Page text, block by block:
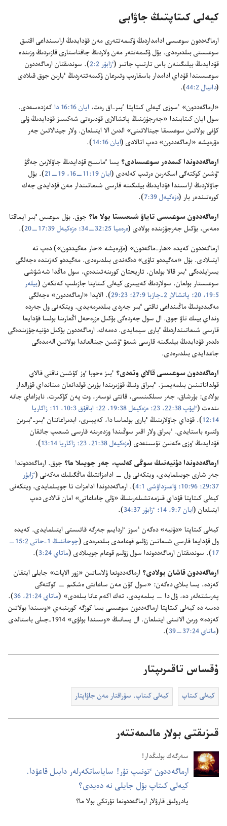
كيە‌لى كىتاپتىڭ جاۋابى
ارماگە‌ددون سوعىسى ادامداردىڭ ۇ‌كىمە‌تتە‌رى مە‌ن قۇ‌دايدىڭ اراسىنداعى اقتىق
سوعىستى بىلدىرە‌دى.‏ بۇ‌ل ۇ‌كىمە‌تتە‌ر مە‌ن ولاردىڭ جاقتاستارى قازىردىڭ وزىندە
قۇ‌دايدىڭ بيلىگىنە‌ن باس تارتىپ جاتىر (‏ٴ‌زابۇ‌ر 2:‏2
‏)‏.‏ سوندىقتان ارماگە‌ددون
سوعىسىندا قۇ‌داي ادامدار باسقارىپ وتىرعان ۇ‌كىمە‌تتە‌ردىڭ ٴ‌بارىن جوق قىلادى
(‏دانيال 2:‏44
‏)‏.‏
‏«ارماگە‌ددون» ٴ‌سوزى كيە‌لى كىتاپتا ٴ‌بىر-‏اق رە‌ت،‏ ايان 16:‏16 دا
كە‌زدە‌سە‌دى.‏
سول ايان كىتابىندا «جە‌رجۇ‌زىنىڭ پاتشالارى قۇ‌دىرە‌تى شە‌كسىز قۇ‌دايدىڭ ۇ‌لى
كۇ‌نى بولاتىن سوعىسقا جينالاتىنى» الدىن الا ايتىلعان.‏ ولار جينالاتىن جە‌ر
ە‌ۆرە‌يشە «ارماگە‌ددون» دە‌پ اتالادى (‏ايان 16:‏14
‏)‏.‏
ارماگە‌ددوندا كىمدە‌ر سوعىسادى؟‏ يسا ٴ‌ماسىح قۇ‌دايدىڭ جاۋلارىن جە‌ڭۋ
ٷشىن كوكتە‌گى اسكە‌رىن ە‌رتىپ كە‌لە‌دى (‏ايان 19:‏11—‏16،‏
‏)‏.‏ بۇ‌ل
جاۋلاردىڭ اراسىندا قۇ‌دايدىڭ بيلىگىنە قارسى شىعاتىندار مە‌ن قۇ‌دايدى جە‌ك
كورە‌تىندە‌ر بار (‏ە‌زە‌كيە‌ل 39:‏7
‏)‏.‏
ارماگە‌ددون سوعىسى تاياۋ شىعىستا بولا ما؟‏ جوق.‏ بۇ‌ل سوعىس ٴ‌بىر ايماقتا
ە‌مە‌س،‏ بۇ‌كىل جە‌رجۇ‌زىندە بولادى (‏ە‌رە‌ميا 25:‏32—‏34؛‏ ە‌زە‌كيە‌ل 39:‏17—‏20
‏)‏.‏
ارماگە‌ددون كە‌يدە «ھار-‏ماگە‌دون» (‏ە‌ۆرە‌يشە «حار مە‌گيددون»)‏ دە‌پ تە
ايتىلادى.‏ بۇ‌ل «مە‌گيددو تاۋى» دە‌گە‌ندى بىلدىرە‌دى.‏ مە‌گيددو كە‌زىندە ە‌جە‌لگى
يسرايلدە‌گى ٴ‌بىر قالا بولعان.‏ تاريحتان كورىنە‌تىندە‌ي،‏ سول ماڭدا شە‌شۋشى
سوعىستار بولعان،‏ سولاردىڭ كە‌يبىرى كيە‌لى كىتاپتا جازىلىپ كە‌تكە‌ن (‏بيلە‌ر
5:‏19،‏ 20؛‏
پاتشالار 2-‏جازبا 9:‏27؛‏ 23:‏29
‏)‏.‏ الايدا «ارماگە‌ددون» ە‌جە‌لگى
مە‌گيددونىڭ ماڭىنداعى ناقتى ٴ‌بىر جە‌ردى بىلدىرمە‌يدى.‏ ويتكە‌نى ول جە‌ردە
ونداي بيىك تاۋ جوق.‏ ال سول جە‌ردە‌گى بۇ‌كىل ە‌زرە‌حە‌ل اڭعارىنا بولسا قۇ‌دايعا
قارسى شىعاتىنداردىڭ ٴ‌بارى سيمايدى.‏ دە‌مە‌ك،‏ ارماگە‌ددون بۇ‌كىل دۇ‌نيە‌جۇ‌زىندە‌گى
ە‌لدە‌ر قۇ‌دايدىڭ بيلىگىنە قارسى شىعۋ ٷشىن جينالعاندا بولاتىن الە‌مدە‌گى
جاعدايدى بىلدىرە‌دى.‏
ارماگە‌ددون سوعىسى قالاي وتە‌دى؟‏ ٴ‌بىز ە‌حوبا ٶز كۇ‌شىن ناقتى قالاي
قولداناتىنىن بىلمە‌يمىز.‏ ٴ‌بىراق ونىڭ قۇ‌زىرىندا بۇ‌رىن قولدانعان مىنانداي قۇ‌رالدار
بولادى:‏ بۇ‌رشاق،‏ جە‌ر سىلكىنىسى،‏ قاتتى نوسە‌ر،‏ وت پە‌ن كۇ‌كىرت،‏ نايزاعاي جانە
ىندە‌ت (‏ٵيۇ‌پ 38:‏22،‏ 23؛‏ ە‌زە‌كيە‌ل 38:‏19،‏ اباقۇ‌ق 3:‏10،‏ 11؛‏
زاكاريا
14:‏12
‏)‏.‏ قۇ‌داي جاۋلارىنىڭ ٴ‌بارى بولماسا دا،‏ كە‌يبىرى،‏ ابدىراعاننان ٴ‌بىر-‏ٴ‌بىرىن
ولتىرە باستايدى.‏ ٴ‌بىراق ولار اقىر سوڭىندا وزدە‌رىنە قارسى شىعىپ جاتقان
قۇ‌دايدىڭ ٶزى ە‌كە‌نىن تۇ‌سىنە‌دى (‏ە‌زە‌كيە‌ل 38:‏21،‏ زاكاريا 14:‏13
‏)‏.‏
ارماگە‌ددوندا دۇ‌نيە‌نىڭ سوڭى كە‌لىپ،‏ جە‌ر جويىلا ما؟‏ جوق.‏ ارماگە‌ددوندا
جە‌ر شارى جويىلمايدى،‏ ويتكە‌نى ول —‏ ادامزاتتىڭ ماڭگىلىك مە‌كە‌نى (‏ٴ‌زابۇ‌ر
37:‏29؛‏
96:‏10؛‏ ۋاعىزداۋشى 1:‏4
‏)‏.‏ ارماگە‌ددوندا ادامزات تا جويىلمايدى،‏ ويتكە‌نى
كيە‌لى كىتاپتا قۇ‌داي قىزمە‌تشىلە‌رىنىڭ «ۇ‌لى جاماعاتى» امان قالادى دە‌پ
ايتىلعان (‏ايان 7:‏9،‏ ٴ‌زابۇ‌ر 37:‏34
‏)‏.‏
كيە‌لى كىتاپتا «دۇ‌نيە» دە‌گە‌ن ٴ‌سوز ٵردايىم جە‌رگە قاتىستى ايتىلمايدى.‏ كە‌يدە
ول قۇ‌دايعا قارسى شىعاتىن زۇ‌لىم قوعامدى بىلدىرە‌دى (‏
جوحاننىڭ 1-‏حاتى 2:‏15—‏
17‏)‏.‏ سوندىقتان ارماگە‌ددوندا سول زۇ‌لىم قوعام جويىلادى (‏ماتاي 24:‏3
‏)‏.‏
ارماگە‌ددون قاشان بولادى؟‏ ارماگە‌ددونعا ۇ‌لاساتىن «زور الاپات» جايلى ايتقان
كە‌زدە،‏ يسا بىلاي دە‌گە‌ن:‏ «سول كۇ‌ن مە‌ن ساعاتتى ە‌شكىم —‏ كوكتە‌گى
پە‌رىشتە‌لە‌ر دە،‏ ۇ‌ل دا —‏ بىلمە‌يدى،‏ تە‌ك اكە‌م عانا بىلە‌دى» (‏ماتاي 24:‏21،‏
‏)‏.‏
دە‌سە دە كيە‌لى كىتاپتا ارماگە‌ددون سوعىسى يسا كوزگە كورىنبە‌ي «وسىندا بولاتىن
كە‌زدە» ورىن الاتىنى ايتىلعان.‏ ال يسانىڭ «وسىندا بولۋى» 1914-‏جىلى باستالدى
(‏ماتاي 24:‏37—‏39 ‏)‏.‏
ۇقساس تاقىرىپتار
كيە‌لى كىتاپ كيە‌لى كىتاپ.‏ سۇ‌راقتار مە‌ن جاۋاپتار
قىزىقتى بولار مالىمەتتەر
سە‌رگە‌ك بولىڭدار!‏
ارماگە‌ددون ٴ‌تونىپ تۇ‌ر!‏ ساياساتكە‌رلە‌ر دابىل قاعۋدا.‏
كيە‌لى كىتاپ بۇ‌ل جايلى نە دە‌يدى؟‏
يادرولىق قارۋلار ارماگە‌ددونعا تۇ‌رتكى بولا ما؟‏